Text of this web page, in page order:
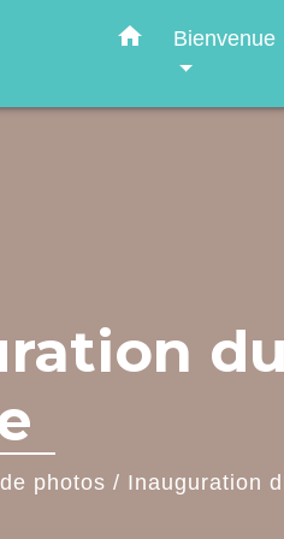
home Bienvenue
photos / Inauguration